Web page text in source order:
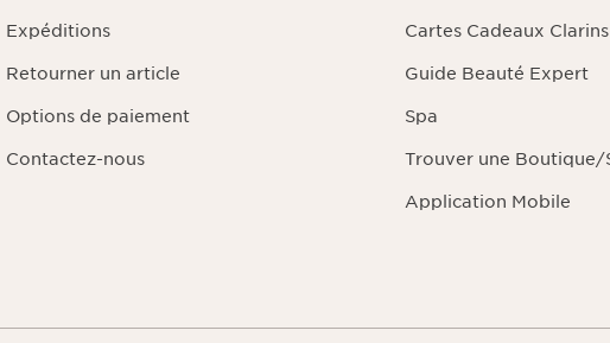
Expéditions
Retourner un article
Options de paiement
Contactez-nous
Cartes Cadeaux Clarins
Guide Beauté Expert
Spa
Trouver une Boutique/
Application Mobile